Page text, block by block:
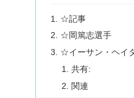
☆記事
☆岡篤志選手
☆イーサン・ヘイ
共有:
関連